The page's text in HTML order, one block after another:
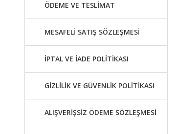
ÖDEME VE TESLİMAT
MESAFELİ SATIŞ SÖZLEŞMESİ
İPTAL VE İADE POLİTİKASI
GİZLİLİK VE GÜVENLİK POLİTİKASI
ALIŞVERİŞSİZ ÖDEME SÖZLEŞMESİ